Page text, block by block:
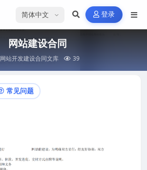
选择语言 登录
网站建设合同
网站开发建设合同文库 39
常见问题